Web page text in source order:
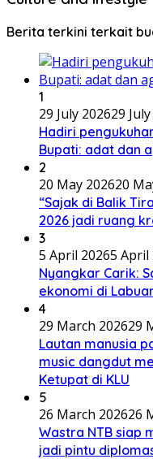
Berita terkini terkait
1
29 July 202629
Hadiri
Bupati: adat dan
2
20 May 202620
“Sajak di Balik
2026 jadi ruang
3
5 April 20265 April
Nyangkar Carik:
ekonomi di
4
29 March 202629
Lautan manusia
music dangdut
Ketupat di KLU
5
26 March 202626
Wastra NTB siap
jadi pintu